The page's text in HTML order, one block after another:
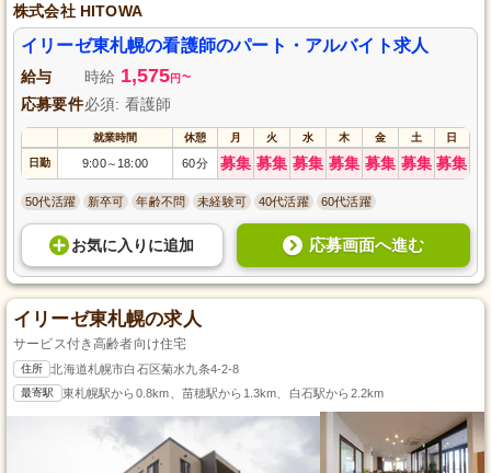
株式会社 HITOWA
イリーゼ東札幌の看護師のパート・アルバイト求人
給与 時給 1,575円 ~
応募要件必須: 看護師
就業時間 休憩 月 火 水 木 金 土 日
日勤 9:00～ 18:00 60分 募集 募集 募集 募集 募集 募集 募集
50代活躍 新卒可 年齢不問 未経験可 40代活躍 60代活躍
お気に入り に追加 応募画面へ進む
イリーゼ東札幌の求人
サービス付き高齢者向け住宅
住所 北海道札幌市白石区菊水九条4-2-8
最寄駅 東札幌駅から0.8km、苗穂駅から1.3km、白石駅から2.2km